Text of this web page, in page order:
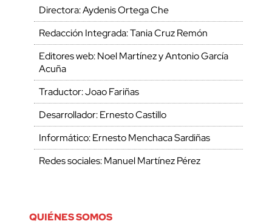
Directora: Aydenis Ortega Che
Redacción Integrada: Tania Cruz Remón
Editores web: Noel Martínez y Antonio García
Acuña
Traductor: Joao Fariñas
Desarrollador: Ernesto Castillo
Informático: Ernesto Menchaca Sardiñas
Redes sociales: Manuel Martínez Pérez
QUIÉNES SOMOS